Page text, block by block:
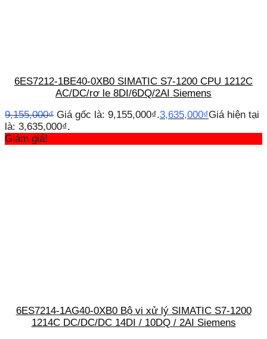
6ES7212-1BE40-0XB0 SIMATIC S7-1200 CPU 1212C
AC/DC/rơ le 8DI/6DQ/2AI Siemens
9,155,000₫ Giá gốc là: 9,155,000₫.3,635,000₫Giá hiện tại
là: 3,635,000₫.
Giảm giá!
6ES7214-1AG40-0XB0 Bộ vi xử lý SIMATIC S7-1200
1214C DC/DC/DC 14DI / 10DQ / 2AI Siemens